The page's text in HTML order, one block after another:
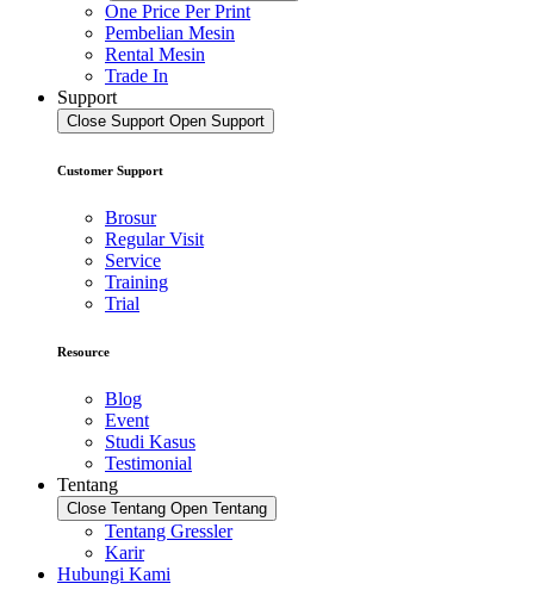
One Price Per Print
Pembelian Mesin
Rental Mesin
Trade In
Support
Close Support Open Support
Customer Support
Brosur
Regular Visit
Service
Training
Trial
Resource
Blog
Event
Studi Kasus
Testimonial
Tentang
Close Tentang Open Tentang
Tentang Gressler
Karir
Hubungi Kami